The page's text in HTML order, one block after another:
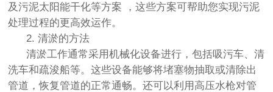
及污泥太阳能干化等方案 ，这些方案可帮助您实现污泥
处理过程的更高效运作。
2. 清淤的方法
清淤工作通常采用机械化设备进行，包括吸污车、清
洗车和疏浚船等。这些设备能够将堵塞物抽取或清除出
管道，恢复管道的正常通畅。还可以利用高压水枪对管